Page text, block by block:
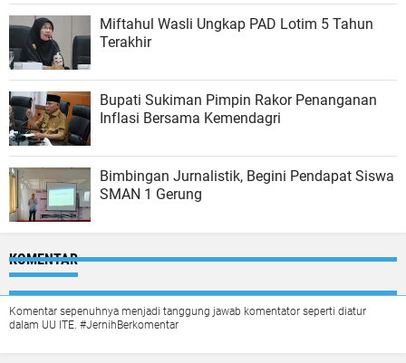
Miftahul Wasli Ungkap PAD Lotim 5 Tahun
Terakhir
Bupati Sukiman Pimpin Rakor Penanganan
Inflasi Bersama Kemendagri
Bimbingan Jurnalistik, Begini Pendapat Siswa
SMAN 1 Gerung
KOMENTAR
Komentar sepenuhnya menjadi tanggung jawab komentator seperti diatur
dalam UU ITE. #JernihBerkomentar